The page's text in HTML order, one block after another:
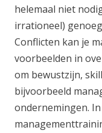
helemaal niet
irrationeel)
Conflicten kan je
voorbeelden in
om bewustzijn,
bijvoorbeeld
ondernemingen.